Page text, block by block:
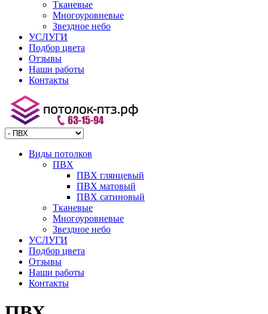
Тканевые
Многоуровневые
Звездное небо
УСЛУГИ
Подбор цвета
Отзывы
Наши работы
Контакты
Виды потолков
ПВХ
ПВХ глянцевый
ПВХ матовый
ПВХ сатиновый
Тканевые
Многоуровневые
Звездное небо
УСЛУГИ
Подбор цвета
Отзывы
Наши работы
Контакты